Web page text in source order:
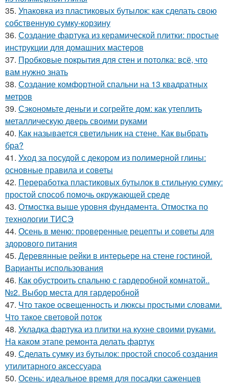
35. Упаковка из пластиковых бутылок: как сделать свою
собственную сумку-корзину
36. Создание фартука из керамической плитки: простые
инструкции для домашних мастеров
37. Пробковые покрытия для стен и потолка: всё, что
вам нужно знать
38. Создание комфортной спальни на 13 квадратных
метров
39. Сэкономьте деньги и согрейте дом: как утеплить
металлическую дверь своими руками
40. Как называется светильник на стене. Как выбрать
бра?
41. Уход за посудой с декором из полимерной глины:
основные правила и советы
42. Переработка пластиковых бутылок в стильную сумку:
простой способ помочь окружающей среде
43. Отмостка выше уровня фундамента. Отмостка по
технологии ТИСЭ
44. Осень в меню: проверенные рецепты и советы для
здорового питания
45. Деревянные рейки в интерьере на стене гостиной.
Варианты использования
46. Как обустроить спальню с гардеробной комнатой..
№2. Выбор места для гардеробной
47. Что такое освещенность и люксы простыми словами.
Что такое световой поток
48. Укладка фартука из плитки на кухне своими руками.
На каком этапе ремонта делать фартук
49. Сделать сумку из бутылок: простой способ создания
утилитарного аксессуара
50. Осень: идеальное время для посадки саженцев